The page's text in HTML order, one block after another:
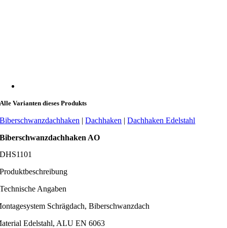
Alle Varianten dieses Produkts
Biberschwanzdachhaken |Dachhaken |Dachhaken Edelstahl
Biberschwanzdachhaken AO
Produktbeschreibung
Technische Angaben
Schrägdach, Biberschwanzdach
Edelstahl, ALU EN 6063